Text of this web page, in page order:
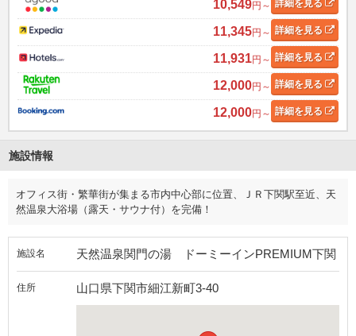
10,549円～ 詳細を見る
11,345円～ 詳細を見る
11,931円～ 詳細を見る
12,000円～ 詳細を見る
12,000円～ 詳細を見る
施設情報
オフィス街・繁華街が集まる市内中心部に位置、ＪＲ下関駅至近、天
然温泉大浴場（露天・サウナ付）を完備！
施設名 天然温泉関門の湯 ドーミーインPREMIUM下関
住所 山口県下関市細江新町3-40